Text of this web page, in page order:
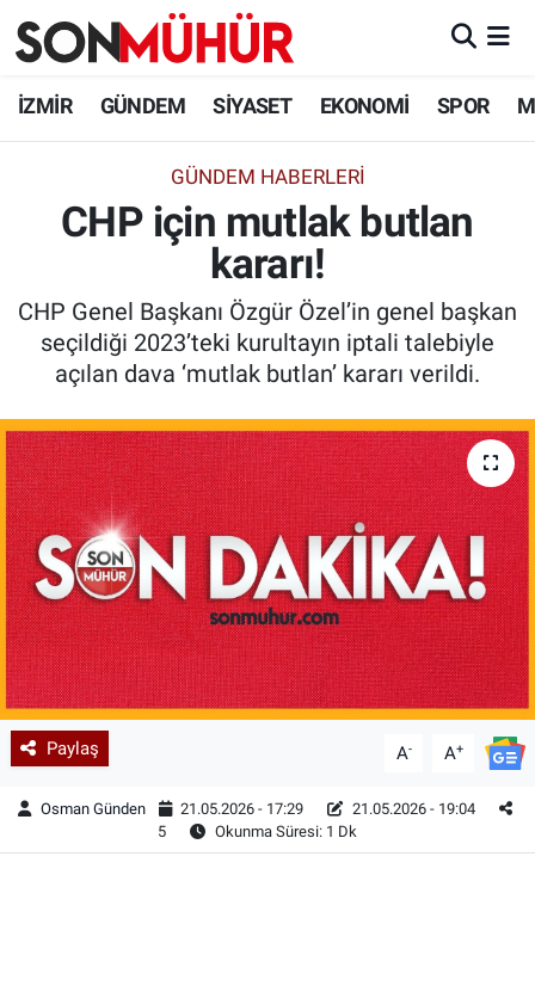
İZMİR GÜNDEM SİYASET EKONOMİ SPOR
GÜNDEM HABERLERI
CHP için mutlak butlan
kararı!
CHP Genel Başkanı Özgür Özel’in genel başkan
seçildiği 2023’teki kurultayın iptali talebiyle
açılan dava ‘mutlak butlan’ kararı verildi.
Paylaş A- A+
Osman Günden 21.05.2026 - 17:29
21.05.2026 - 19:04
5
Okunma Süresi: 1 Dk
İzmir Nöbetçi Eczaneler
İzmir Namaz Vakitleri
İzmir Trafik Yoğunluk Haritası
Süper Lig Puan Durumu ve Fikstür
Tüm Manşetler
Son Dakika Haberleri
Haber Arşivi